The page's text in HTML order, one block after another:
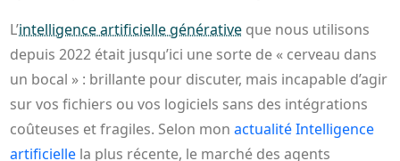
L’intelligence artificielle générative que nous utilisons
depuis 2022 était jusqu’ici une sorte de « cerveau dans
un bocal » : brillante pour discuter, mais incapable d’agir
sur vos fichiers ou vos logiciels sans des intégrations
coûteuses et fragiles. Selon monactualité Intelligence
artificielle la plus récente, le marché des agents